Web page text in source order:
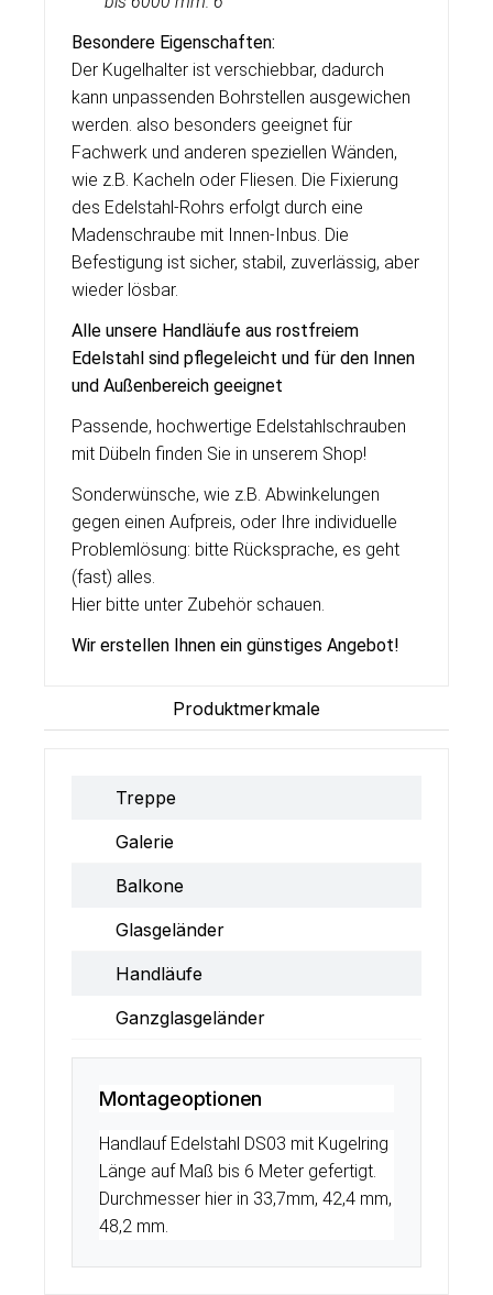
Besondere Eigenschaften:
Der Kugelhalter ist verschiebbar, dadurch
kann unpassenden Bohrstellen ausgewichen
werden. also besonders geeignet für
Fachwerk und anderen speziellen Wänden,
wie z.B. Kacheln oder Fliesen. Die Fixierung
des Edelstahl-Rohrs erfolgt durch eine
Madenschraube mit Innen-Inbus. Die
Befestigung ist sicher, stabil, zuverlässig, aber
wieder lösbar.
Alle unsere Handläufe aus rostfreiem
Edelstahl sind pflegeleicht und für den Innen
und Außenbereich geeignet
Passende, hochwertige Edelstahlschrauben
mit Dübeln finden Sie in unserem Shop!
Sonderwünsche, wie z.B. Abwinkelungen
gegen einen Aufpreis, oder Ihre individuelle
Problemlösung: bitte Rücksprache, es geht
(fast) alles.
Hier bitte unter Zubehör schauen.
Wir erstellen Ihnen ein günstiges Angebot!
Produktmerkmale
Treppe
Galerie
Balkone
Glasgeländer
Handläufe
Ganzglasgeländer
Montageoptionen
Handlauf Edelstahl DS03 mit Kugelring
Länge auf Maß bis 6 Meter gefertigt.
Durchmesser hier in 33,7mm, 42,4 mm,
48,2 mm.